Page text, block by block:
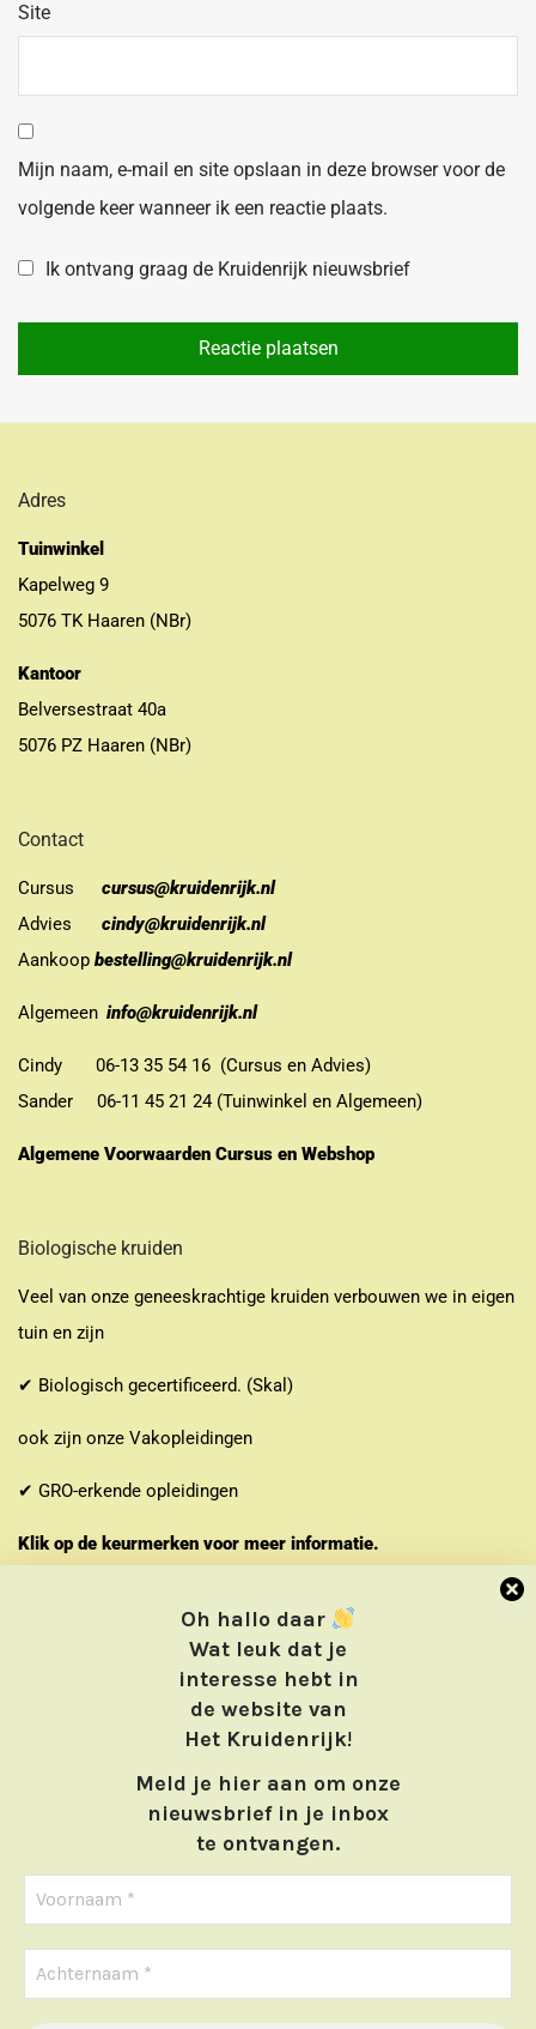
Oh hallo daar
Wat leuk dat je
interesse hebt in
de website van
Het Kruidenrijk!
Meld je hier aan om onze
nieuwsbrief in je inbox
te ontvangen.
Site
Mijn naam, e-mail en site opslaan in deze browser voor de
volgende keer wanneer ik een reactie plaats.
Ik ontvang graag de Kruidenrijk nieuwsbrief
Adres
Tuinwinkel
Kapelweg 9
5076 TK Haaren (NBr)
Kantoor
Belversestraat 40a
5076 PZ Haaren (NBr)
Contact
Cursus
cursus@kruidenrijk.nl
Advies
cindy@kruidenrijk.nl
Aankoop bestelling@kruidenrijk.nl
Algemeen info@kruidenrijk.nl
Cindy 06-13 35 54 16 (Cursus en Advies)
Sander 06-11 45 21 24 (Tuinwinkel en Algemeen)
Algemene Voorwaarden Cursus en Webshop
Biologische kruiden
Veel van onze geneeskrachtige kruiden verbouwen we in eigen
tuin en zijn
✔ Biologisch gecertificeerd. (Skal)
ook zijn onze Vakopleidingen
✔ GRO-erkende opleidingen
Klik op de keurmerken voor meer informatie.
Home
Webwinkel
Cursussen